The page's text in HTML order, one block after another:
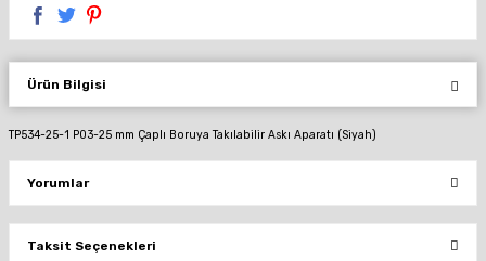
Ürün Bilgisi
TP534-25-1 P03-25 mm Çaplı Boruya Takılabilir Askı Aparatı (Siyah)
Yorumlar
Taksit Seçenekleri